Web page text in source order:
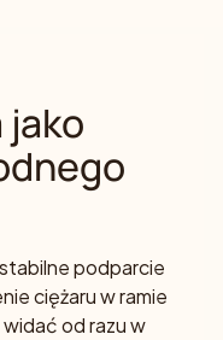
jako
podparcie
ciężaru w ramie
od razu w